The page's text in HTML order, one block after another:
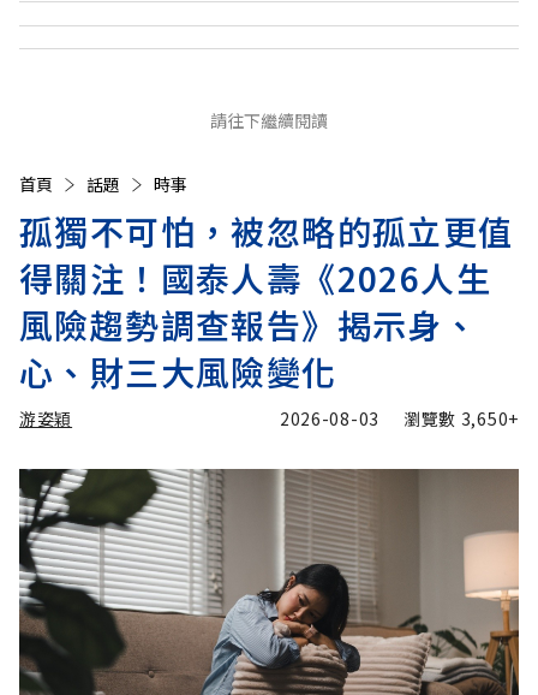
請往下繼續閱讀
首頁 話題 時事
孤獨不可怕，被忽略的孤立更值
得關注！國泰人壽《2026人生
風險趨勢調查報告》揭示身、
心、財三大風險變化
游姿穎 2026-08-03 瀏覽數 3,650+